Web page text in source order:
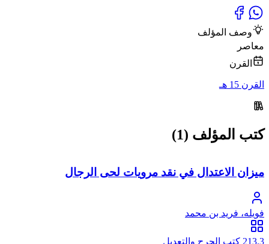
وصف المؤلف
معاصر
القرن
القرن 15 هـ
كتب المؤلف (1)
ميزان الاعتدال في نقد مرويات لحى الرجال
فويله، فريد بن محمد
213.3 كتب الجرح والتعديل